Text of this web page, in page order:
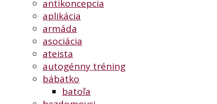
antikoncepcia
aplikácia
armáda
asociácia
ateista
autogénny tréning
bábätko
batoľa